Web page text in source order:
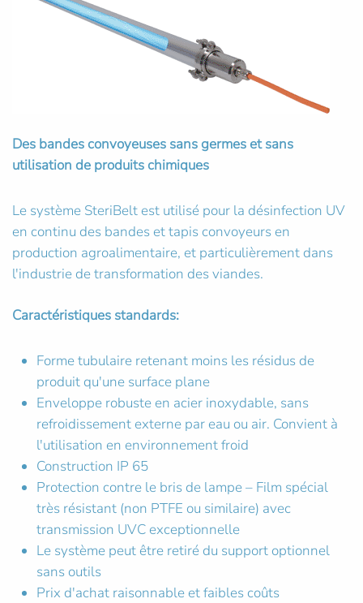
Des bandes convoyeuses sans germes et sans
utilisation de produits chimiques
Le système SteriBelt est utilisé pour la désinfection UV
en continu des bandes et tapis convoyeurs en
production agroalimentaire, et particulièrement dans
l'industrie de transformation des viandes.
Caractéristiques standards:
Forme tubulaire retenant moins les résidus de
produit qu'une surface plane
Enveloppe robuste en acier inoxydable, sans
refroidissement externe par eau ou air. Convient à
l'utilisation en environnement froid
Construction IP 65
Protection contre le bris de lampe – Film spécial
très résistant (non PTFE ou similaire) avec
transmission UVC exceptionnelle
Le système peut être retiré du support optionnel
sans outils
Prix d'achat raisonnable et faibles coûts